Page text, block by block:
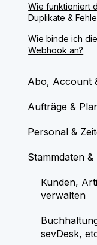
Wie funktioniert
Duplikate &
Wie binde ich
Webhook an?
Abo, Account
Onboarding
Lizenzen &
System &
Aufträge &
Aufträge &
Plantafel &
Mobile
Personal &
Personal &
Lohnexport)
Stammdaten
Kunden,
verwalten
sevDesk,